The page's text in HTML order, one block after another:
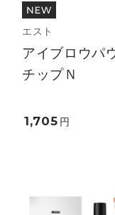
エスト
アイブロウパ
チップＮ
1,705 円